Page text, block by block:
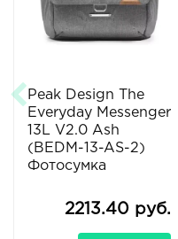
Peak Design The
Everyday Messenger
13L V2.0 Ash
(BEDM-13-AS-2)
Фотосумка
2213.40 руб.